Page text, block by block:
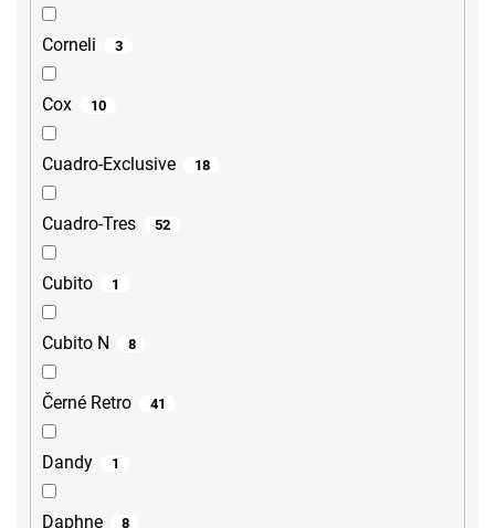
Corneli 3
Cox 10
Cuadro-Exclusive 18
Cuadro-Tres 52
Cubito 1
Cubito N 8
Černé Retro 41
Dandy 1
Daphne 8